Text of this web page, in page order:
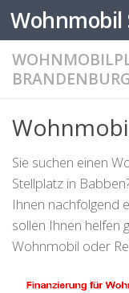
Zum Inhalt
Sie suchen einen
Stellplatz in
Ihnen nachfolgend
sollen Ihnen helfen
Wohnmobil oder